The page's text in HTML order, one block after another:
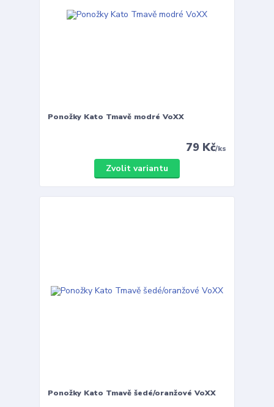
Ponožky Kato Tmavě modré VoXX
79 Kč/ks
Zvolit variantu
Ponožky Kato Tmavě šedé/oranžové VoXX